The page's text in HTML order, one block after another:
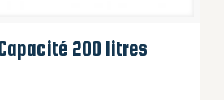
200 litres